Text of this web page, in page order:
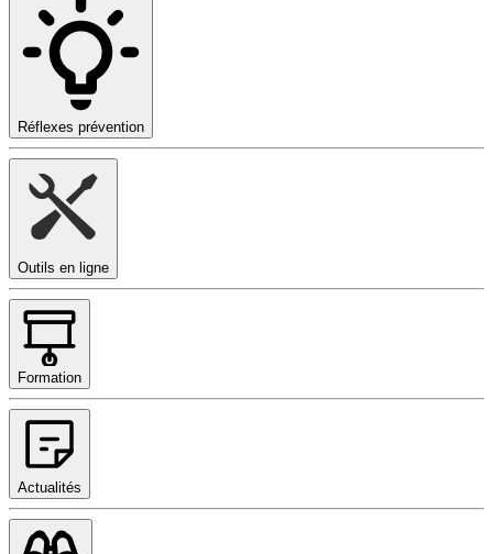
Réflexes prévention
Outils en ligne
Formation
Actualités